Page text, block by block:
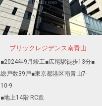
ブリックレジデンス南青山
■2024年9月竣工■広尾駅徒歩13分■
総戸数39戸■東京都港区南青山7-
10-9
■地上14階 RC造